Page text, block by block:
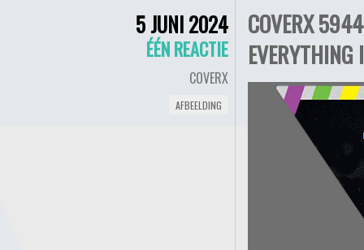
5 JUNI 2024
ÉÉN REACTIE
COVERX
AFBEELDING
COVERX